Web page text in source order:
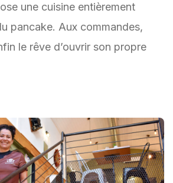
une cuisine entièrement
pancake. Aux commandes,
le rêve d’ouvrir son propre